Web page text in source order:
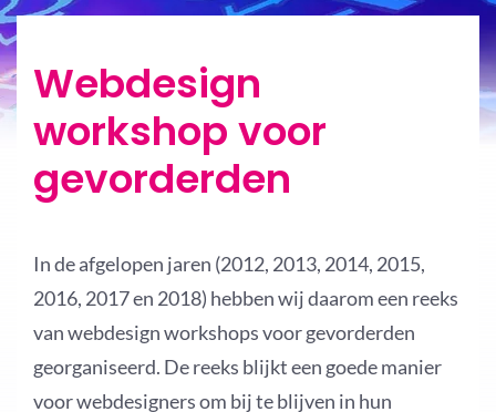
Webdesign
workshop voor
gevorderden
In de afgelopen jaren (2012, 2013, 2014, 2015,
2016, 2017 en 2018) hebben wij daarom een reeks
van webdesign workshops voor gevorderden
georganiseerd. De reeks blijkt een goede manier
voor webdesigners om bij te blijven in hun